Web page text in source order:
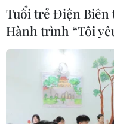
Theo dõi sát
phục hậu quả
15/10/2020 22:51
Mưa lũ xảy ra những
Tuổi trẻ Điện Biên
Hành trình “Tôi